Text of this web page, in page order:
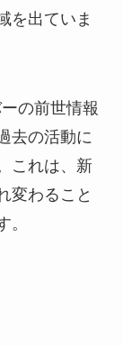
を出ていま
の前世情報
去の活動に
これは、新
変わること
。